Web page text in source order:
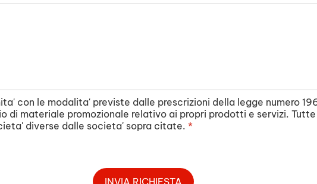
con le modalita' previste dalle prescrizioni della legge numero
di materiale promozionale relativo ai propri prodotti e servizi.
diverse dalle societa' sopra citate. *
INVIA RICHIESTA